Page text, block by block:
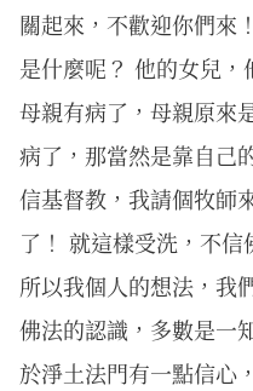
關起來，不歡迎你們來
是什麼呢？ 他的女兒
母親有病了，母親原來
病了，那當然是靠自己
信基督教，我請個牧師
了！ 就這樣受洗，不信
所以我個人的想法，我
佛法的認識，多數是一
於淨土法門有一點信心